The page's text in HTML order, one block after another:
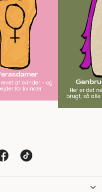
af kvinder - og
for kvinder
Her er det
brugt, så